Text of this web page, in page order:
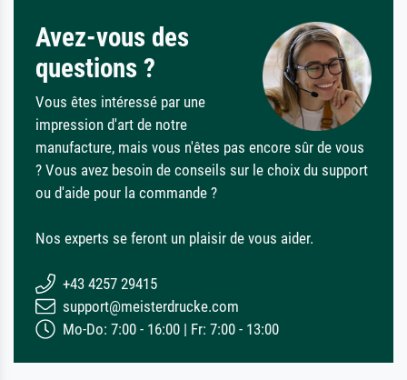
Avez-vous des
questions ?
Vous êtes intéressé par une
impression d'art de notre
manufacture, mais vous n'êtes pas encore sûr de vous
? Vous avez besoin de conseils sur le choix du support
ou d'aide pour la commande ?
Nos experts se feront un plaisir de vous aider.
+43 4257 29415
support@meisterdrucke.com
Mo-Do: 7:00 - 16:00 | Fr: 7:00 - 13:00